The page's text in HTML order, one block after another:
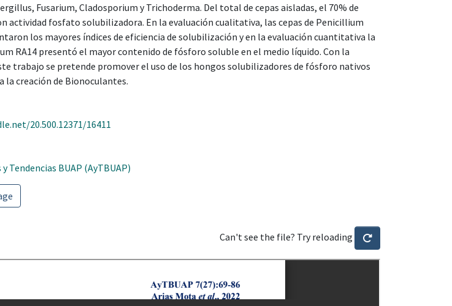
Fusarium, Cladosporium y Trichoderma. Del total de cepas aisladas, el 70% de
actividad fosfato solubilizadora. En la evaluación cualitativa, las cepas de Penicillium
los mayores índices de eficiencia de solubilización y en la evaluación cuantitativa la
RA14 presentó el mayor contenido de fósforo soluble en el medio líquido. Con la
trabajo se pretende promover el uso de los hongos solubilizadores de fósforo nativos
la creación de Bionoculantes.
20.500.12371/16411
Tendencias BUAP (AyTBUAP)
Can't see the file? Try reloading